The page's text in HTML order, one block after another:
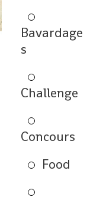
Bavardage
s
Challenge
Concours
Food